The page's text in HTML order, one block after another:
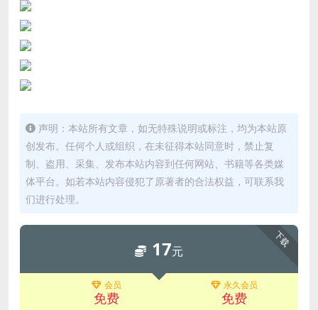
声明：本站所有文章，如无特殊说明或标注，均为本站原
创发布。任何个人或组织，在未征得本站同意时，禁止复
制、盗用、采集、发布本站内容到任何网站、书籍等各类媒
体平台。如若本站内容侵犯了原著者的合法权益，可联系我
们进行处理。
下载
17元
会员
免费
永久会员
免费